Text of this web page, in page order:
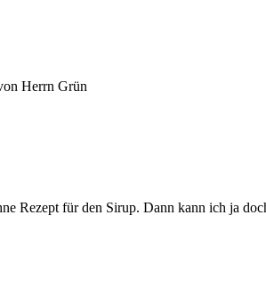
Herrn Grün
Rezept für den Sirup. Dann kann ich ja